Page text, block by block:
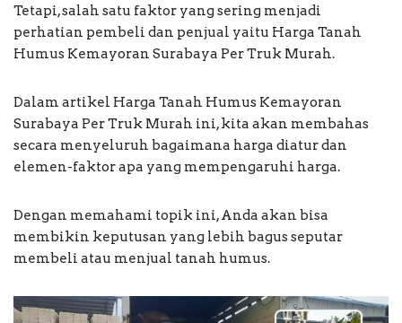
Tetapi, salah satu faktor yang sering menjadi
perhatian pembeli dan penjual yaitu Harga Tanah
Humus Kemayoran Surabaya Per Truk Murah.
Dalam artikel Harga Tanah Humus Kemayoran
Surabaya Per Truk Murah ini, kita akan membahas
secara menyeluruh bagaimana harga diatur dan
elemen-faktor apa yang mempengaruhi harga.
Dengan memahami topik ini, Anda akan bisa
membikin keputusan yang lebih bagus seputar
membeli atau menjual tanah humus.